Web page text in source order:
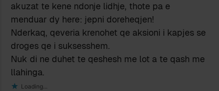
akuzat te kene ndonje lidhje, thote pa e
menduar dy here: jepni doreheqjen!
Nderkaq, qeveria krenohet qe aksioni i kapjes se
droges qe i suksesshem.
Nuk di ne duhet te qeshesh me lot a te qash me
llahinga.
Loading...